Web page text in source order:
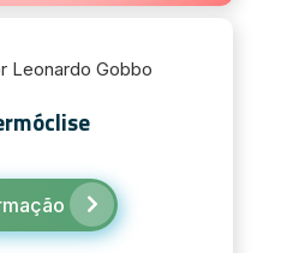
Leonardo Gobbo